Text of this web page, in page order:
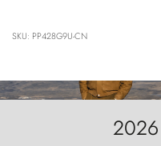
SKU: PP428G9U-CN